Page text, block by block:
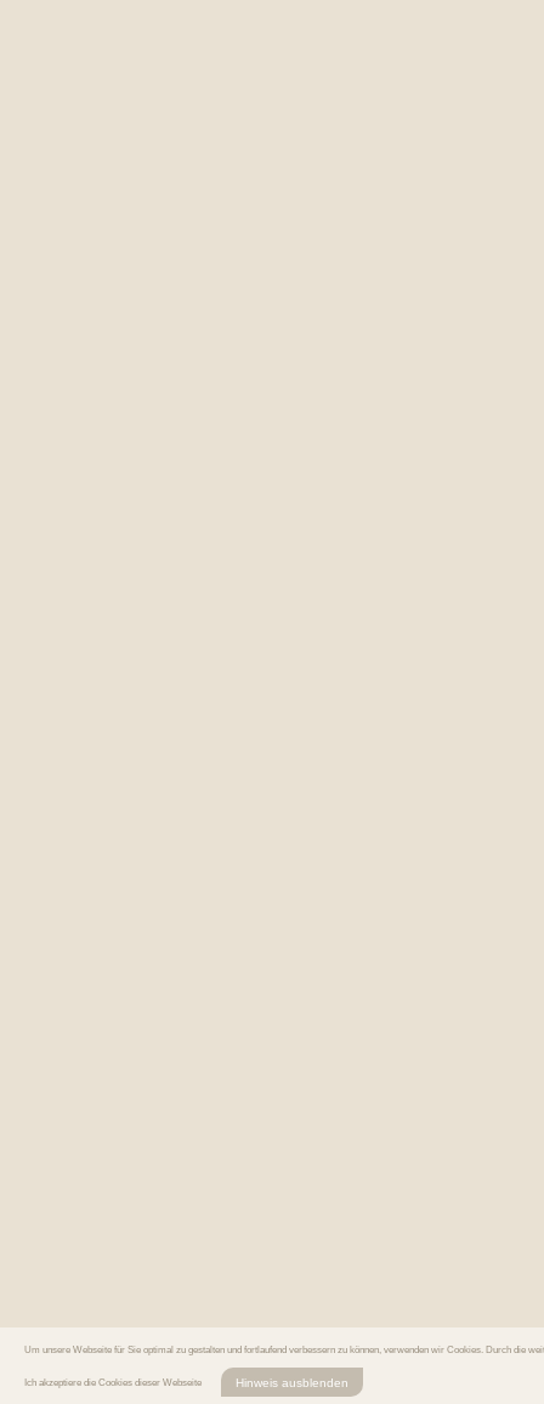
Um unsere Webseite für Sie optimal zu gestalten und fortlaufend verbessern zu können, verwenden wir Cookies. Durch die
Ich akzeptiere die Cookies dieser Webseite Hinweis ausblenden